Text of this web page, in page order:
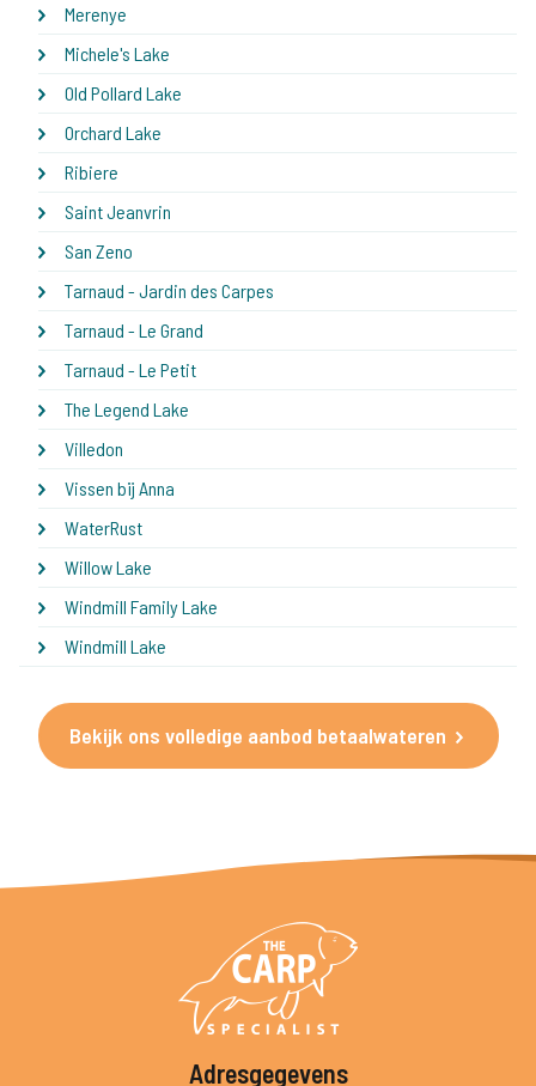
Merenye
Michele's Lake
Old Pollard Lake
Orchard Lake
Ribiere
Saint Jeanvrin
San Zeno
Tarnaud - Jardin des Carpes
Tarnaud - Le Grand
Tarnaud - Le Petit
The Legend Lake
Villedon
Vissen bij Anna
WaterRust
Willow Lake
Windmill Family Lake
Windmill Lake
Bekijk ons volledige aanbod betaalwateren
Adresgegevens